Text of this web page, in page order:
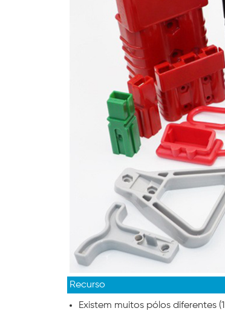
Recurso
Existem muitos pólos diferentes